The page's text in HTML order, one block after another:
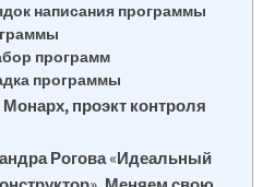
написания программы
программ
программы
проэкт контроля
Рогова «Идеальный